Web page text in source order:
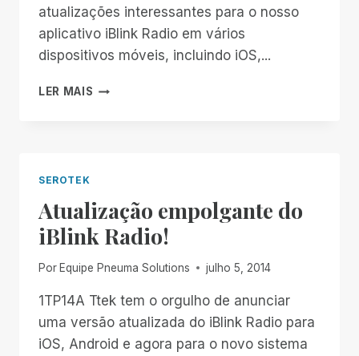
atualizações interessantes para o nosso
aplicativo iBlink Radio em vários
dispositivos móveis, incluindo iOS,...
LER MAIS SEROTEK
SEROTEK
Atualização empolgante do
iBlink Radio!
Por Equipe Pneuma Solutions julho 5, 2014
1TP14A Ttek tem o orgulho de anunciar
uma versão atualizada do iBlink Radio para
iOS, Android e agora para o novo sistema